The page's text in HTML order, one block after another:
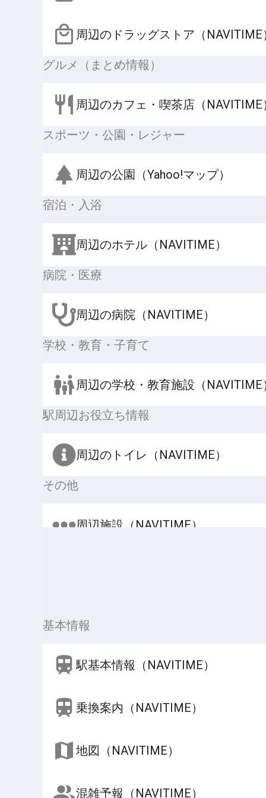
周辺のドラッグストア（NAVITIME
グルメ（まとめ情報）
周辺のカフェ・喫茶店（NAVITIME
スポーツ・公園・レジャー
周辺の公園（Yahoo!マップ）
宿泊・入浴
周辺のホテル（NAVITIME）
病院・医療
周辺の病院（NAVITIME）
学校・教育・子育て
周辺の学校・教育施設（NAVITIME
駅周辺お役立ち情報
周辺のトイレ（NAVITIME）
その他
周辺施設（NAVITIME）
基本情報
駅基本情報（NAVITIME）
乗換案内（NAVITIME）
地図（NAVITIME）
混雑予報（NAVITIME）